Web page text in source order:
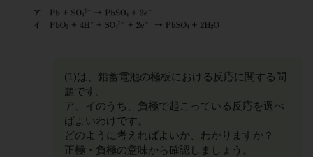
(1)は、鉛蓄電池の極板における反応に関する問
題です。
ア、イのうち、負極で起こっている反応を選べ
ばよいわけです。
どのように考えればよいか、わかりますか？
正極・負極の意味から確認しましょう。